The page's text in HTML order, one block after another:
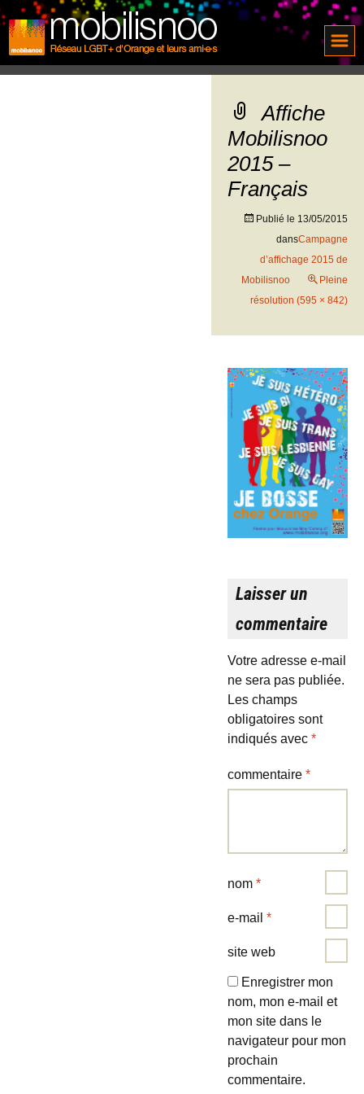
Affiche
Mobilisnoo
2015 –
Français
Publié le 13/05/2015
dansCampagne
d’affichage 2015 de
Mobilisnoo
Pleine
résolution (595 × 842)
Laisser un
commentaire
Votre adresse e-mail
ne sera pas publiée.
Les champs
obligatoires sont
indiqués avec *
commentaire *
nom *
e-mail *
site web
Enregistrer mon
nom, mon e-mail et
mon site dans le
navigateur pour mon
prochain
commentaire.